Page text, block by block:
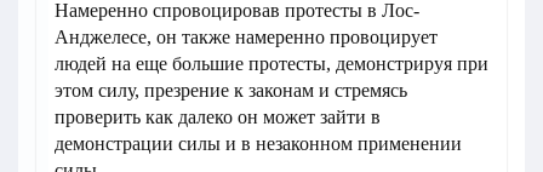
Намеренно спровоцировав протесты в Лос-
Анджелесе, он также намеренно провоцирует
людей на еще большие протесты, демонстрируя при
этом силу, презрение к законам и стремясь
проверить как далеко он может зайти в
демонстрации силы и в незаконном применении